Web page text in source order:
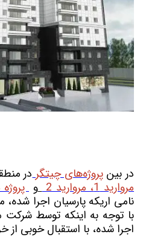
در بینپروژه‌های چیتگردر منطقه 22 می‌توانید
مروارید 1، مروارید 2
و پروژه
نامی اریکه پارسیان اجرا
با توجه به اینکه توسط شرکت
اجرا شده، با استقبال خوبی از